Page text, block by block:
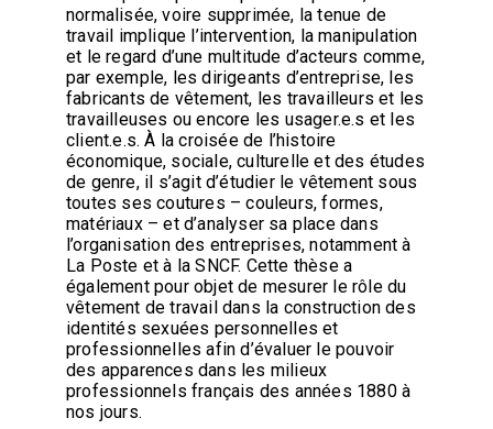
normalisée, voire supprimée, la tenue de
travail implique l’intervention, la manipulation
et le regard d’une multitude d’acteurs comme,
par exemple, les dirigeants d’entreprise, les
fabricants de vêtement, les travailleurs et les
travailleuses ou encore les usager.e.s et les
client.e.s. À la croisée de l’histoire
économique, sociale, culturelle et des études
de genre, il s’agit d’étudier le vêtement sous
toutes ses coutures – couleurs, formes,
matériaux – et d’analyser sa place dans
l’organisation des entreprises, notamment à
La Poste et à la SNCF. Cette thèse a
également pour objet de mesurer le rôle du
vêtement de travail dans la construction des
identités sexuées personnelles et
professionnelles afin d’évaluer le pouvoir
des apparences dans les milieux
professionnels français des années 1880 à
nos jours.